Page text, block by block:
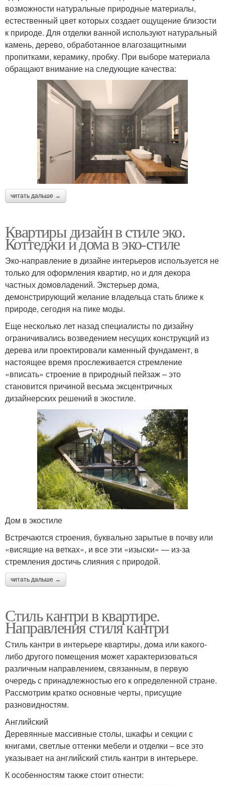
возможности натуральные природные материалы,
естественный цвет которых создает ощущение близости
к природе. Для отделки ванной используют натуральный
камень, дерево, обработанное влагозащитными
пропитками, керамику, пробку. При выборе материала
обращают внимание на следующие качества:
читать дальше →
Квартиры дизайн в стиле эко.
Коттеджи и дома в эко-стиле
Эко-направление в дизайне интерьеров используется не
только для оформления квартир, но и для декора
частных домовладений. Экстерьер дома,
демонстрирующий желание владельца стать ближе к
природе, сегодня на пике моды.
Еще несколько лет назад специалисты по дизайну
ограничивались возведением несущих конструкций из
дерева или проектировали каменный фундамент, в
настоящее время прослеживается стремление
«вписать» строение в природный пейзаж – это
становится причиной весьма эксцентричных
дизайнерских решений в экостиле.
Дом в экостиле
Встречаются строения, буквально зарытые в почву или
«висящие на ветках», и все эти «изыски» — из-за
стремления достичь слияния с природой.
читать дальше →
Стиль кантри в квартире.
Направления стиля кантри
Стиль кантри в интерьере квартиры, дома или какого-
либо другого помещения может характеризоваться
различным направлением, связанным, в первую
очередь с принадлежностью его к определенной стране.
Рассмотрим кратко основные черты, присущие
разновидностям.
Английский
Деревянные массивные столы, шкафы и секции с
книгами, светлые оттенки мебели и отделки – все это
указывает на английский стиль кантри в интерьере.
К особенностям также стоит отнести: